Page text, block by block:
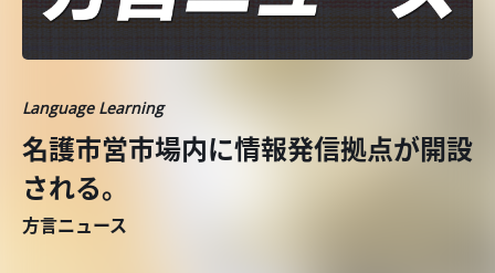
Language Learning
名護市営市場内に情報発信拠点が開設
される。
方言ニュース